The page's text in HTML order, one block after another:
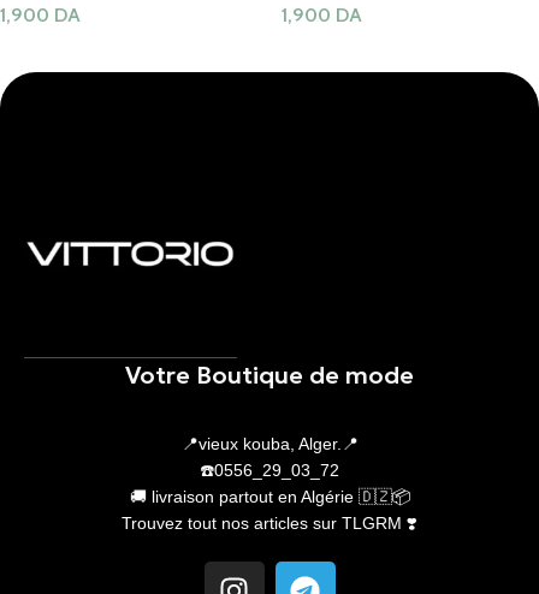
1,900 DA
1,900 DA
Votre Boutique de mode
📍vieux kouba, Alger.📍
☎️0556_29_03_72
🚚 livraison partout en Algérie 🇩🇿📦
Trouvez tout nos articles sur TLGRM ❣️